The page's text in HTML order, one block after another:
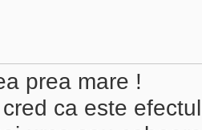
prea mare !
ca este